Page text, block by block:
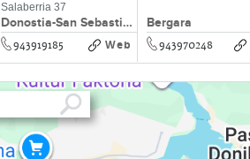
Donostia-San Sebastián
Salaberria 37
bajo,Donostia-San
Sebastián
943919185 Web
Bergara
943970248